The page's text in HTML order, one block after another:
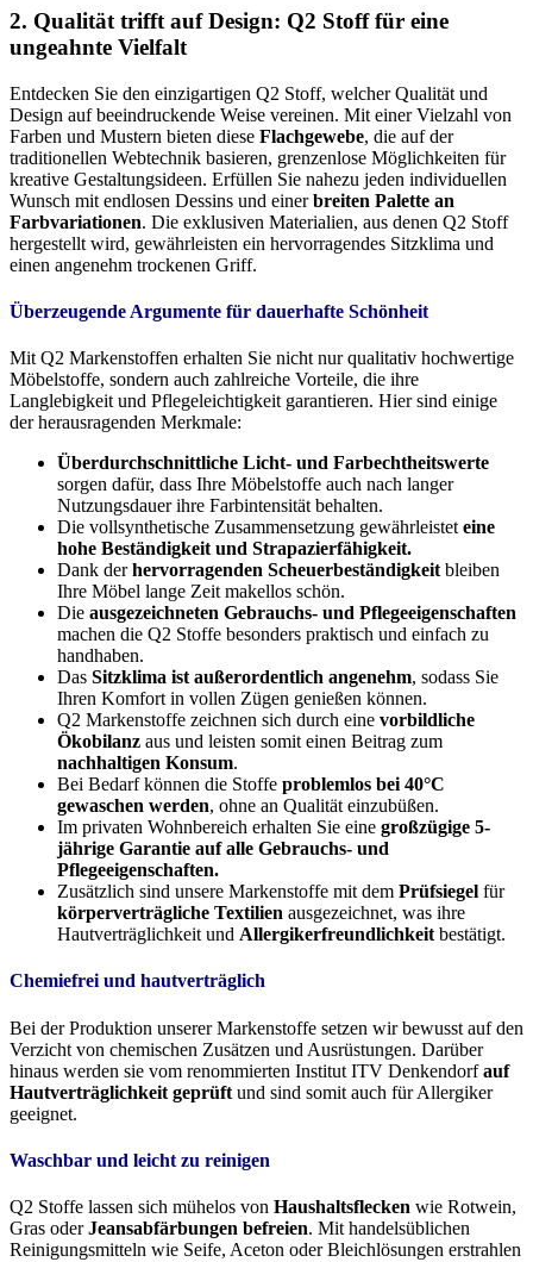
2. Qualität trifft auf Design: Q2 Stoff für eine
ungeahnte Vielfalt
Entdecken Sie den einzigartigen Q2 Stoff, welcher Qualität und
Design auf beeindruckende Weise vereinen. Mit einer Vielzahl von
Farben und Mustern bieten diese Flachgewebe, die auf der
traditionellen Webtechnik basieren, grenzenlose Möglichkeiten für
kreative Gestaltungsideen. Erfüllen Sie nahezu jeden individuellen
Wunsch mit endlosen Dessins und einerbreiten Palette an
Farbvariationen. Die exklusiven Materialien, aus denen Q2 Stoff
hergestellt wird, gewährleisten ein hervorragendes Sitzklima und
einen angenehm trockenen Griff.
Überzeugende Argumente für dauerhafte Schönheit
Mit Q2 Markenstoffen erhalten Sie nicht nur qualitativ hochwertige
Möbelstoffe, sondern auch zahlreiche Vorteile, die ihre
Langlebigkeit und Pflegeleichtigkeit garantieren. Hier sind einige
der herausragenden Merkmale:
Überdurchschnittliche Licht- und Farbechtheitswerte
sorgen dafür, dass Ihre Möbelstoffe auch nach langer
Nutzungsdauer ihre Farbintensität behalten.
Die vollsynthetische Zusammensetzung gewährleistet eine
hohe Beständigkeit und Strapazierfähigkeit.
Dank derhervorragenden Scheuerbeständigkeit bleiben
Ihre Möbel lange Zeit makellos schön.
Die ausgezeichneten Gebrauchs- und Pflegeeigenschaften
machen die Q2 Stoffe besonders praktisch und einfach zu
handhaben.
Das Sitzklima ist außerordentlich angenehm, sodass Sie
Ihren Komfort in vollen Zügen genießen können.
Q2 Markenstoffe zeichnen sich durch eine vorbildliche
Ökobilanz aus und leisten somit einen Beitrag zum
nachhaltigen Konsum.
Bei Bedarf können die Stoffe problemlos bei 40°C
gewaschen werden, ohne an Qualität einzubüßen.
Im privaten Wohnbereich erhalten Sie eine großzügige 5-
jährige Garantie auf alle Gebrauchs- und
Pflegeeigenschaften.
Zusätzlich sind unsere Markenstoffe mit dem Prüfsiegel für
körperverträgliche Textilien ausgezeichnet, was ihre
Hautverträglichkeit und Allergikerfreundlichkeit bestätigt.
Chemiefrei und hautverträglich
Bei der Produktion unserer Markenstoffe setzen wir bewusst auf den
Verzicht von chemischen Zusätzen und Ausrüstungen. Darüber
hinaus werden sie vom renommierten Institut ITV Denkendorfauf
Hautverträglichkeit geprüft und sind somit auch für Allergiker
geeignet.
Waschbar und leicht zu reinigen
Q2 Stoffe lassen sich mühelos von Haushaltsflecken wie Rotwein,
Gras oderJeansabfärbungen befreien. Mit handelsüblichen
Reinigungsmitteln wie Seife, Aceton oder Bleichlösungen erstrahlen